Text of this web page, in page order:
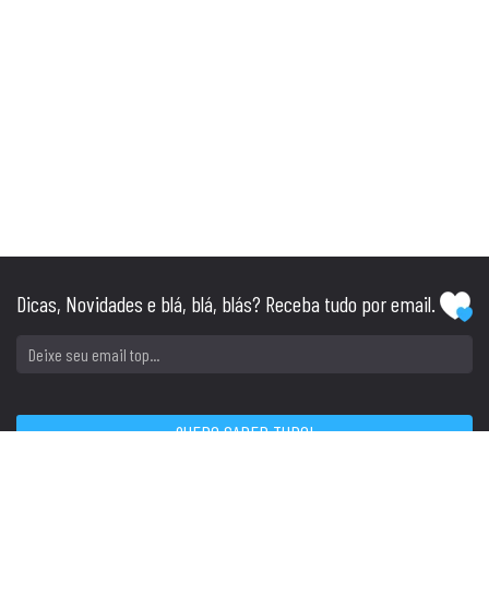
Dicas, Novidades e blá, blá, blás? Receba tudo por email.